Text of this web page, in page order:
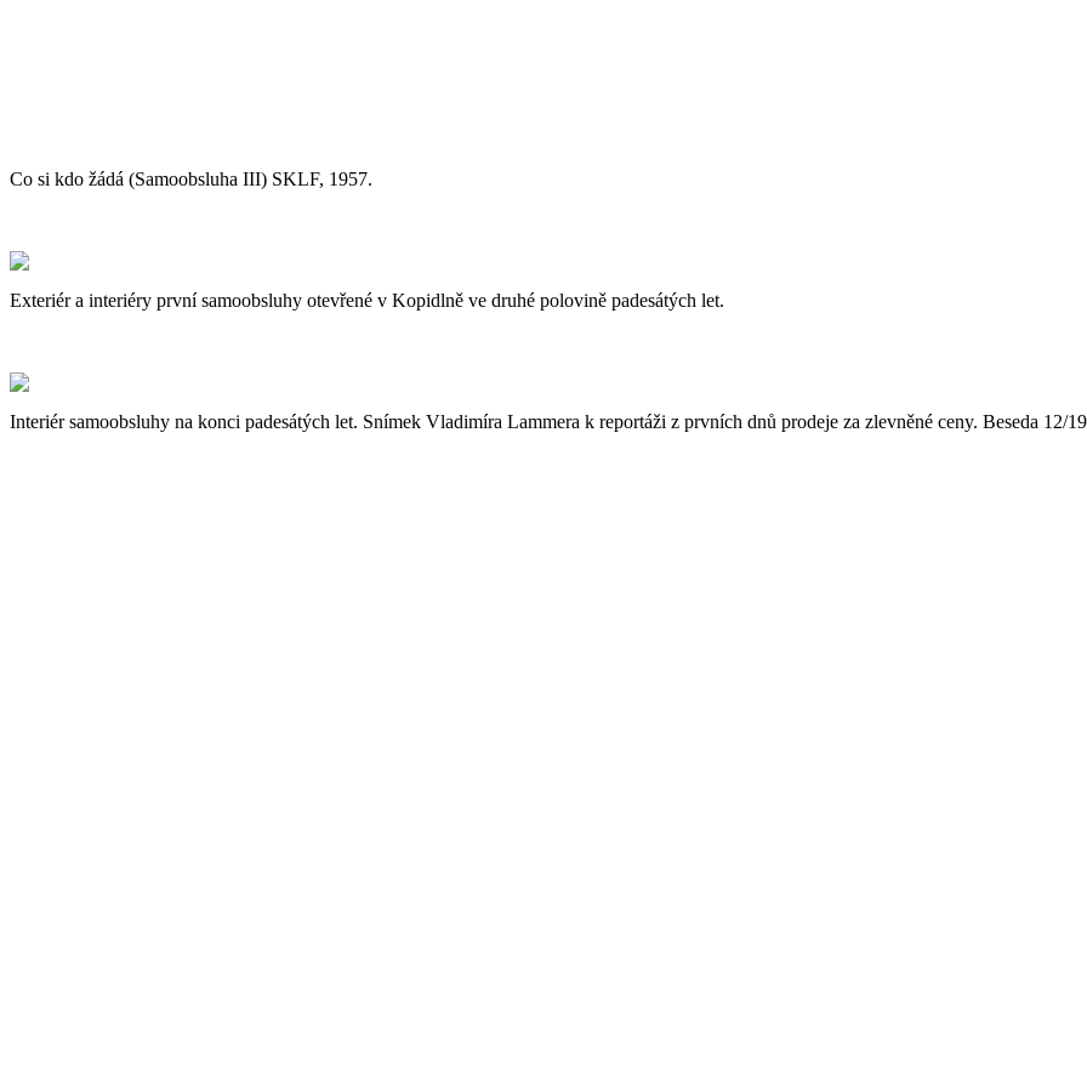
Co si kdo žádá (Samoobsluha III) SKLF, 1957.
Exteriér a interiéry první samoobsluhy otevřené v Kopidlně ve druhé polovině padesátých let.
Interiér samoobsluhy na konci padesátých let. Snímek Vladimíra Lammera k reportáži z prvních dnů prodeje za zlevněné ceny. Beseda 12/